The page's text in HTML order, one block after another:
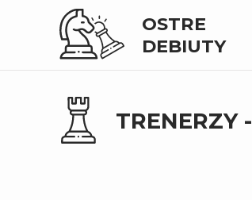
OSTRE
DEBIUTY
TRENERZY -